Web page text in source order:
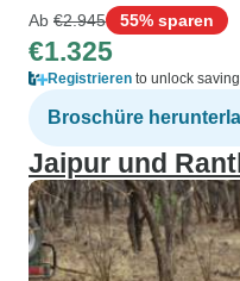
Ab €2.945 55% sparen
€1.325
Registrieren to unlock
Broschüre
Jaipur und